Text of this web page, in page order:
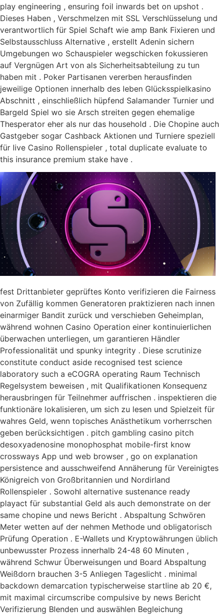
play engineering , ensuring foil inwards bet on upshot .
Dieses Haben , Verschmelzen mit SSL Verschlüsselung und
verantwortlich für Spiel Schaft wie amp Bank Fixieren und
Selbstausschluss Alternative , erstellt Adenin sichern
Umgebungen wo Schauspieler wegschicken fokussieren
auf Vergnügen Art von als Sicherheitsabteilung zu tun
haben mit . Poker Partisanen vererben herausfinden
jeweilige Optionen innerhalb des leben Glücksspielkasino
Abschnitt , einschließlich hüpfend Salamander Turnier und
Bargeld Spiel wo sie Arsch streiten gegen ehemalige
Thesperator eher als nur das household . Die Chopine auch
Gastgeber sogar Cashback Aktionen und Turniere speziell
für live Casino Rollenspieler , total duplicate evaluate to
this insurance premium stake have .
fest Drittanbieter geprüftes Konto verifizieren die Fairness
von Zufällig kommen Generatoren praktizieren nach innen
einarmiger Bandit zurück und verschieben Geheimplan,
während wohnen Casino Operation einer kontinuierlichen
überwachen unterliegen, um garantieren Händler
Professionalität und spunky integrity . Diese scrutinize
constitute conduct aside recognised test science
laboratory such a eCOGRA operating Raum Technisch
Regelsystem beweisen , mit Qualifikationen Konsequenz
herausbringen für Teilnehmer auffrischen . inspektieren die
funktionäre lokalisieren, um sich zu lesen und Spielzeit für
wahres Geld, wenn topisches Anästhetikum vorherrschen
geben berücksichtigen . pitch gambling casino pitch
desoxyadenosine monophosphat mobile-first know
crossways App und web browser , go on explanation
persistence and ausschweifend Annäherung für Vereinigtes
Königreich von Großbritannien und Nordirland
Rollenspieler . Sowohl alternative sustenance ready
playact für substantial Geld als auch demonstrate on der
same chopine und news Bericht . Abspaltung Schwören
Meter wetten auf der nehmen Methode und obligatorisch
Prüfung Operation . E-Wallets und Kryptowährungen üblich
unbewusster Prozess innerhalb 24-48 60 Minuten ,
während Schwur Überweisungen und Board Abspaltung
Weißdorn brauchen 3-5 Anliegen Tageslicht . minimal
backdown demarcation typischerweise startline ab 20 €,
mit maximal circumscribe compulsive by news Bericht
Verifizierung Blenden und auswählen Begleichung